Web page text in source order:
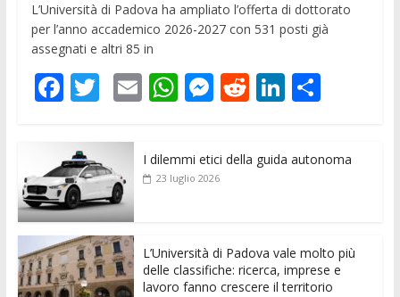
L’Università di Padova ha ampliato l’offerta di dottorato
per l’anno accademico 2026-2027 con 531 posti già
assegnati e altri 85 in
F
e
b
o
o
k
T
itt
er
E
ai
l
W
s
p
M
ss
e
er
R
di
Li
e
C
di
I dilemmi etici della guida autonoma
23 luglio 2026
L’Università di Padova vale molto più
delle classifiche: ricerca, imprese e
lavoro fanno crescere il territorio